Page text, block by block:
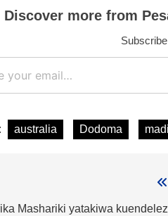
Discover more from
australia Dodoma
Mashariki yatakiwa